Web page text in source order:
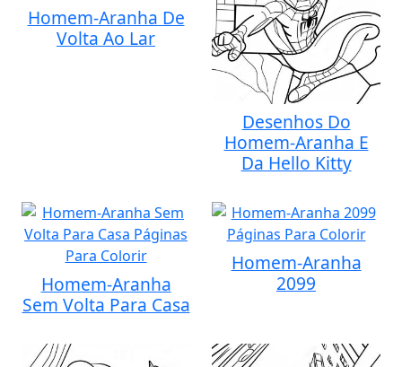
Homem-Aranha De
Volta Ao Lar
Desenhos Do
Homem-Aranha E
Da Hello Kitty
Homem-Aranha
Sem Volta Para Casa
Homem-Aranha
2099